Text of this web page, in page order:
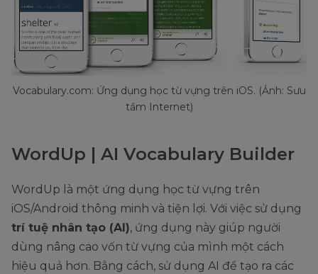
Vocabulary.com: Ứng dụng học từ vựng trên iOS. (Ảnh: Sưu
tầm Internet)
WordUp | AI Vocabulary Builder
WordUp là một ứng dụng học từ vựng trên
iOS/Android thông minh và tiện lợi. Với việc sử dụng
trí tuệ nhân tạo (AI), ứng dụng này giúp người
dùng nâng cao vốn từ vựng của mình một cách
hiệu quả hơn. Bằng cách, sử dụng AI để tạo ra các